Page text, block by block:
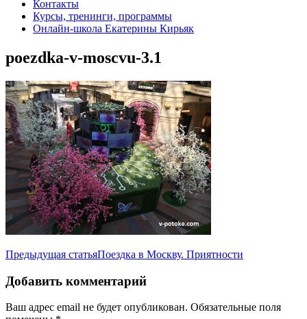
Контакты
Курсы, тренинги, программы
Онлайн-школа Екатерины Кирьяк
poezdka-v-moscvu-3.1
Навигация
по
записям
Предыдущая статьяПоездка в Москву. Приятности
Добавить комментарий
Ваш адрес email не будет опубликован. Обязательные поля